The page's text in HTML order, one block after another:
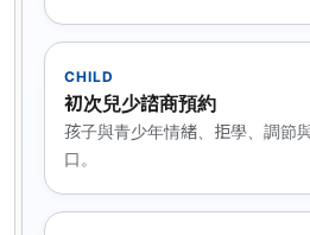
CHILD
初次兒少諮商預約
孩子與青少年情緒、拒學、調節
口。